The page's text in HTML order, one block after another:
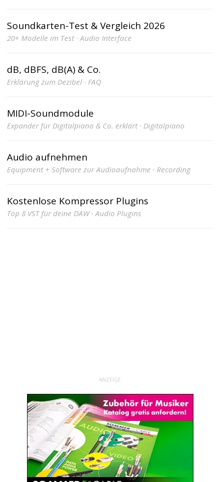
Soundkarten-Test & Vergleich 2026
20+ Modelle im Test · Audio Interface
dB, dBFS, dB(A) & Co.
Erklärung zum Dezibel · FAQ
MIDI-Soundmodule
Expander für Digitalpiano & Co. erklärt · Digitalpiano
Audio aufnehmen
Equipment + Software zur Audioaufnahme · Recording
Kostenlose Kompressor Plugins
Top 8 VST für deine DAW · Audio Plugins
ANZEIGE